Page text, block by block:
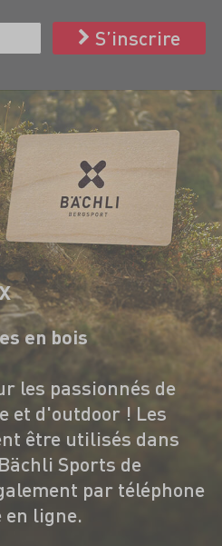
S’inscrire
en bois
les passionnés de
et d'outdoor ! Les
être utilisés dans
Sports de
par téléphone
en ligne.